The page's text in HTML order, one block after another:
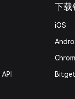
下载
iOS